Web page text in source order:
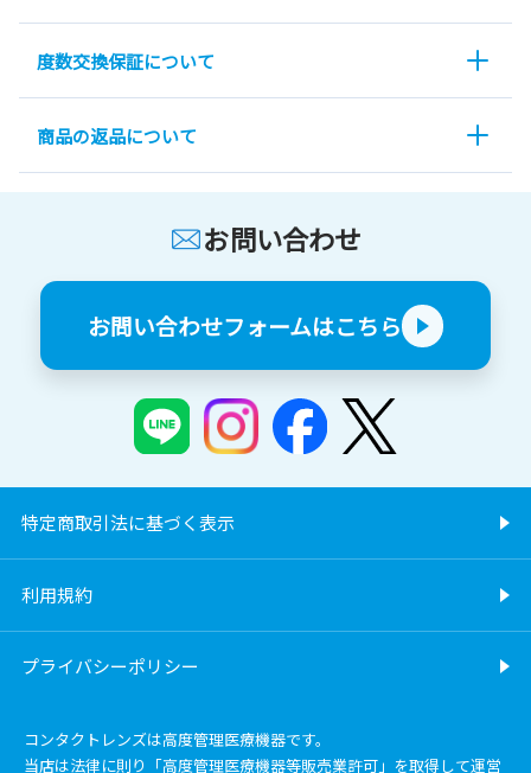
度数交換保証について
商品の返品について
お問い合わせ
お問い合わせフォームはこちら
特定商取引法に基づく表示
利用規約
プライバシーポリシー
コンタクトレンズは高度管理医療機器です。
当店は法律に則り「高度管理医療機器等販売業許可」を取得して運営